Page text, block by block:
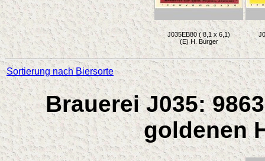
J035EB80 ( 8,1 x 6,1)
(E) H. Burger
Sortierung nach Biersorte
Brauerei J035:
goldenen